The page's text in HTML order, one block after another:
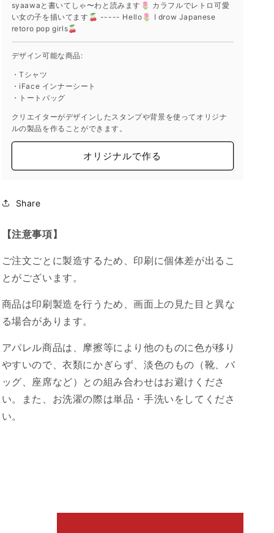
ら
す
や
す
syaawaと書いてしゃ〜わと読みます🌷 カラフルでレトロ可愛
い女の子を描いてます🍒 ----- Hello🌷 I drow Japanese
retoro pop girls🍒
デザイン可能な商品:
・Tシャツ
・iFace インナーシート
・トートバッグ
クリエイターがデザインしたスタンプや背景を使ってオリジナ
ルの製品を作ることができます。
オリジナルで作る
Share
【注意事項】
ご注文ごとに製造するため、印刷に個体差が出るこ
とがございます。
商品は印刷製造を行うため、画面上の見た目と異な
る場合があります。
アパレル商品は、摩擦等により他のものに色が移り
やすいので、衣類にかぎらず、淡色のもの（靴、バ
ッグ、座席など）との組み合わせはお避けくださ
い。また、お洗濯の際は単品・手洗いをしてくださ
い。